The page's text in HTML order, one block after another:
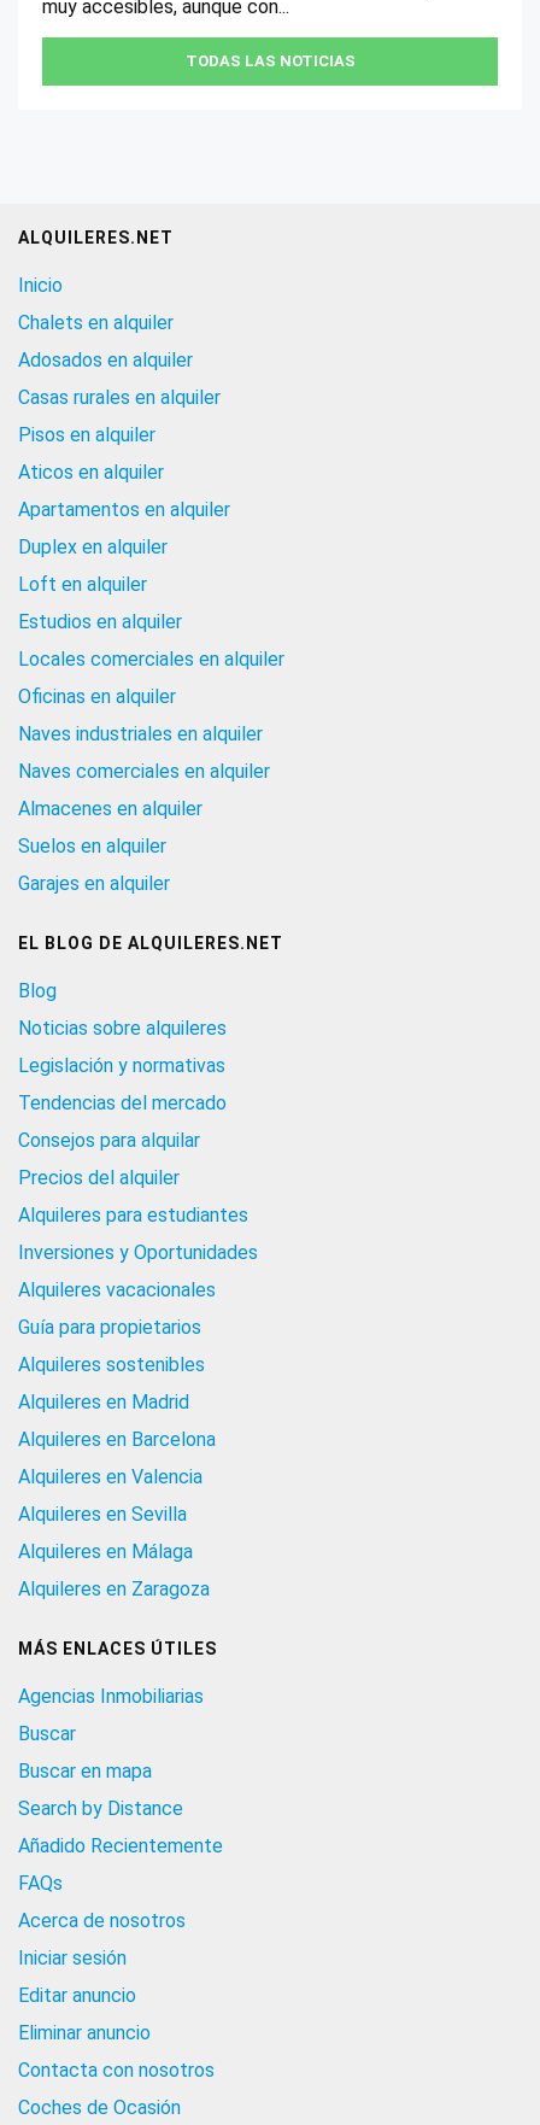
muy accesibles, aunque con...
TODAS LAS NOTICIAS
ALQUILERES.NET
Inicio
Chalets en alquiler
Adosados en alquiler
Casas rurales en alquiler
Pisos en alquiler
Aticos en alquiler
Apartamentos en alquiler
Duplex en alquiler
Loft en alquiler
Estudios en alquiler
Locales comerciales en alquiler
Oficinas en alquiler
Naves industriales en alquiler
Naves comerciales en alquiler
Almacenes en alquiler
Suelos en alquiler
Garajes en alquiler
EL BLOG DE ALQUILERES.NET
Blog
Noticias sobre alquileres
Legislación y normativas
Tendencias del mercado
Consejos para alquilar
Precios del alquiler
Alquileres para estudiantes
Inversiones y Oportunidades
Alquileres vacacionales
Guía para propietarios
Alquileres sostenibles
Alquileres en Madrid
Alquileres en Barcelona
Alquileres en Valencia
Alquileres en Sevilla
Alquileres en Málaga
Alquileres en Zaragoza
MÁS ENLACES ÚTILES
Agencias Inmobiliarias
Buscar
Buscar en mapa
Search by Distance
Añadido Recientemente
FAQs
Acerca de nosotros
Iniciar sesión
Editar anuncio
Eliminar anuncio
Contacta con nosotros
Coches de Ocasión